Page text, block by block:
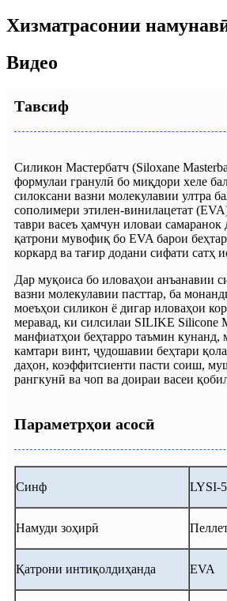
Хизматрасонии
Видео
Тавсиф
Силикон Мастербатч (Siloxane
формулаи гранулӣ бо миқдори хеле
силоксани вазни молекулавии ултра
сополимери этилен-винилацетат
таври васеъ ҳамчун иловаи самаранок
қатрони мувофиқ бо EVA барои
коркард ва тағир додани сифати сатҳ
Дар муқоиса бо иловаҳои анъанавии
вазни молекулавии пасттар, ба
моеъҳои силикон ё дигар иловаҳои
меравад, ки силсилаи SILIKE Silicone
манфиатҳои беҳтарро таъмин кунанд,
камтари винт, ҷудошавии беҳтари
даҳон, коэффитсиенти пасти соиш,
рангкунӣ ва чоп ва доираи васеи
Параметрҳои асосӣ
Синф LYSI-
Намуди зоҳирӣ
Қатрони интиқолдиҳанда EVA